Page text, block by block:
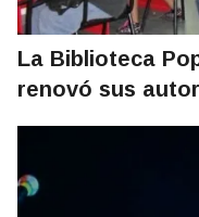
La Biblioteca
renovó sus